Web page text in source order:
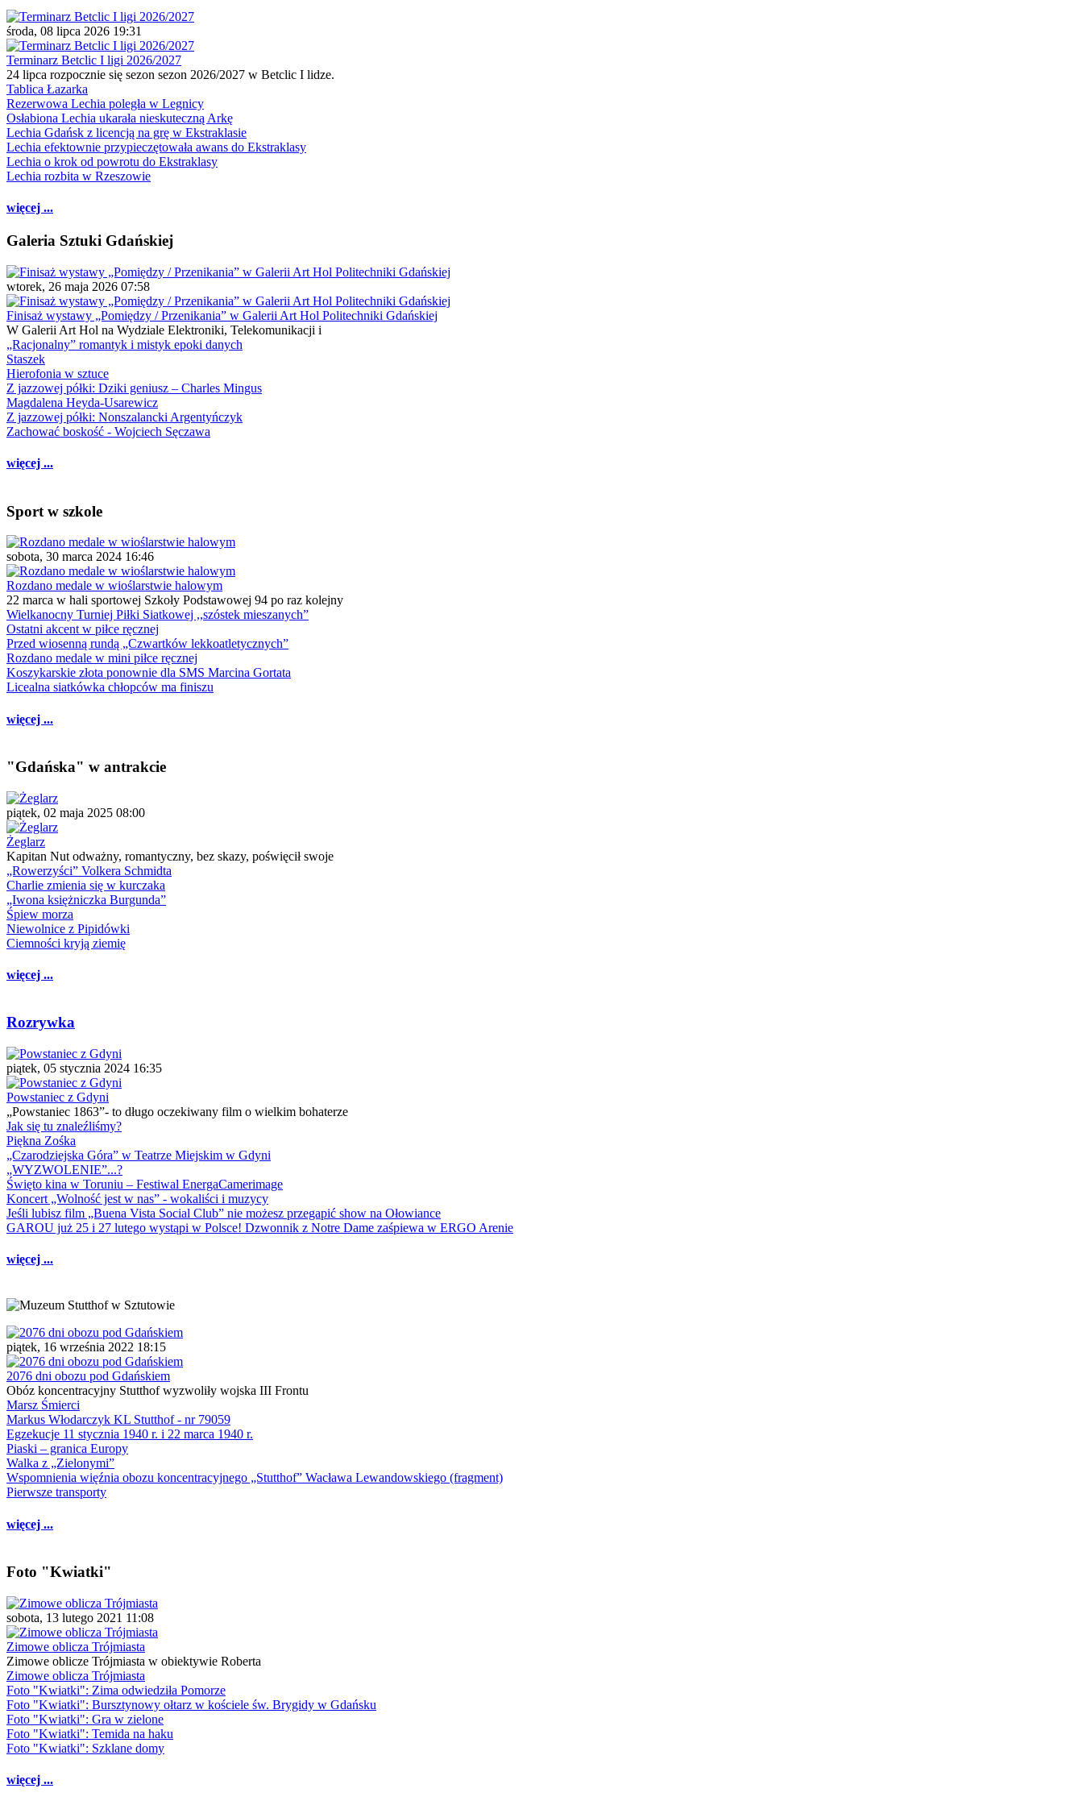
środa, 08 lipca 2026 19:31
Terminarz Betclic I ligi 2026/2027
24 lipca rozpocznie się sezon sezon 2026/2027 w Betclic I lidze.
Tablica Łazarka
Rezerwowa Lechia poległa w Legnicy
Osłabiona Lechia ukarała nieskuteczną Arkę
Lechia Gdańsk z licencją na grę w Ekstraklasie
Lechia efektownie przypieczętowała awans do Ekstraklasy
Lechia o krok od powrotu do Ekstraklasy
Lechia rozbita w Rzeszowie
więcej ...
Galeria Sztuki Gdańskiej
wtorek, 26 maja 2026 07:58
Finisaż wystawy „Pomiędzy / Przenikania” w Galerii Art Hol Politechniki Gdańskiej
W Galerii Art Hol na Wydziale Elektroniki, Telekomunikacji i
„Racjonalny” romantyk i mistyk epoki danych
Staszek
Hierofonia w sztuce
Z jazzowej półki: Dziki geniusz – Charles Mingus
Magdalena Heyda-Usarewicz
Z jazzowej półki: Nonszalancki Argentyńczyk
Zachować boskość - Wojciech Sęczawa
więcej ...
Sport w szkole
sobota, 30 marca 2024 16:46
Rozdano medale w wioślarstwie halowym
22 marca w hali sportowej Szkoły Podstawowej 94 po raz kolejny
Wielkanocny Turniej Piłki Siatkowej ,,szóstek mieszanych”
Ostatni akcent w piłce ręcznej
Przed wiosenną rundą „Czwartków lekkoatletycznych”
Rozdano medale w mini piłce ręcznej
Koszykarskie złota ponownie dla SMS Marcina Gortata
Licealna siatkówka chłopców ma finiszu
więcej ...
"Gdańska" w antrakcie
piątek, 02 maja 2025 08:00
Żeglarz
Kapitan Nut odważny, romantyczny, bez skazy, poświęcił swoje
„Rowerzyści” Volkera Schmidta
Charlie zmienia się w kurczaka
„Iwona księżniczka Burgunda”
Śpiew morza
Niewolnice z Pipidówki
Ciemności kryją ziemię
więcej ...
Rozrywka
piątek, 05 stycznia 2024 16:35
Powstaniec z Gdyni
„Powstaniec 1863”- to długo oczekiwany film o wielkim bohaterze
Jak się tu znaleźliśmy?
Piękna Zośka
„Czarodziejska Góra” w Teatrze Miejskim w Gdyni
„WYZWOLENIE”...?
Święto kina w Toruniu – Festiwal EnergaCamerimage
Koncert „Wolność jest w nas” - wokaliści i muzycy
Jeśli lubisz film „Buena Vista Social Club” nie możesz przegapić show na Ołowiance
GAROU już 25 i 27 lutego wystąpi w Polsce! Dzwonnik z Notre Dame zaśpiewa w ERGO Arenie
więcej ...
piątek, 16 września 2022 18:15
2076 dni obozu pod Gdańskiem
Obóz koncentracyjny Stutthof wyzwoliły wojska III Frontu
Marsz Śmierci
Markus Włodarczyk KL Stutthof - nr 79059
Egzekucje 11 stycznia 1940 r. i 22 marca 1940 r.
Piaski – granica Europy
Walka z „Zielonymi”
Wspomnienia więźnia obozu koncentracyjnego „Stutthof” Wacława Lewandowskiego (fragment)
Pierwsze transporty
więcej ...
Foto "Kwiatki"
sobota, 13 lutego 2021 11:08
Zimowe oblicza Trójmiasta
Zimowe oblicze Trójmiasta w obiektywie Roberta
Zimowe oblicza Trójmiasta
Foto "Kwiatki": Zima odwiedziła Pomorze
Foto "Kwiatki": Bursztynowy ołtarz w kościele św. Brygidy w Gdańsku
Foto "Kwiatki": Gra w zielone
Foto "Kwiatki": Temida na haku
Foto "Kwiatki": Szklane domy
więcej ...